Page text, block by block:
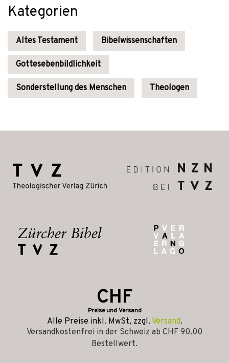
Kategorien
Altes Testament Bibelwissenschaften
Gottesebenbildlichkeit
Sonderstellung des Menschen Theologen
CHF
Preise und Versand
Alle Preise inkl. MwSt, zzgl. Versand.
Versandkostenfrei in der Schweiz ab CHF 90.00
Bestellwert.